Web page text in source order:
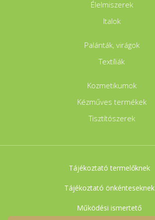
Élelmiszerek
Italok
Palánták, virágok
Textíliák
Kozmetikumok
Kézműves termékek
Tisztítószerek
Tájékoztató termelőknek
Tájékoztató önkénteseknek
Működési ismertető